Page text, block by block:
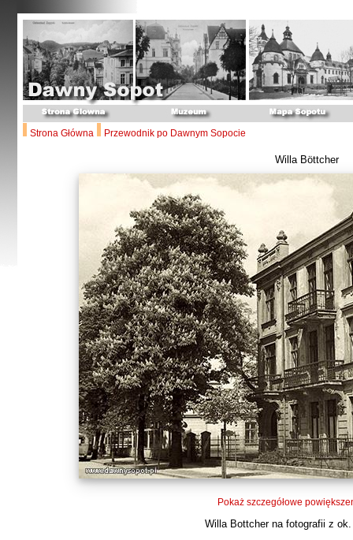
Strona Główna Przewodnik po Dawnym Sopocie
Willa Böttcher
Pokaż szczegółowe
Willa Bottcher na fotografii z ok.